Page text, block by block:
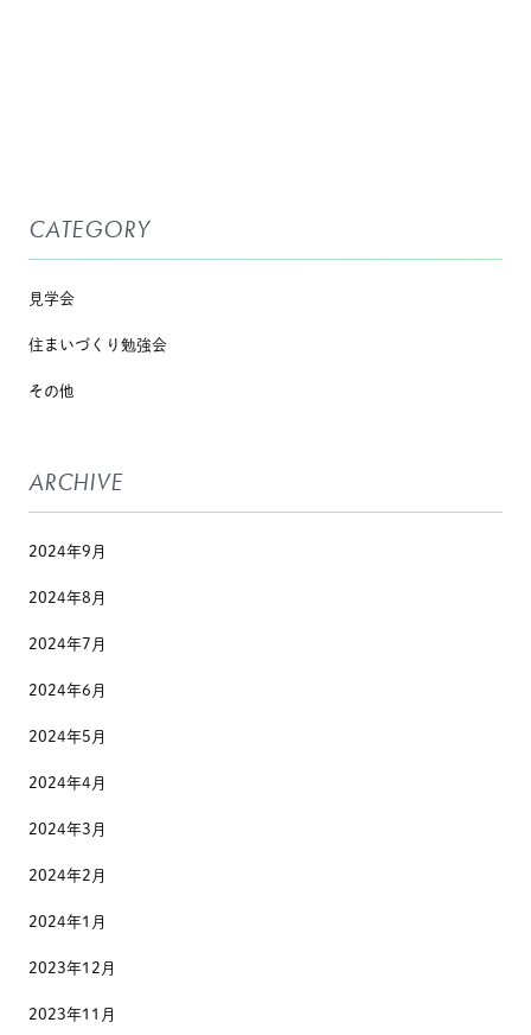
CATEGORY
見学会
住まいづくり勉強会
その他
ARCHIVE
2024年9月
2024年8月
2024年7月
2024年6月
2024年5月
2024年4月
2024年3月
2024年2月
2024年1月
2023年12月
2023年11月